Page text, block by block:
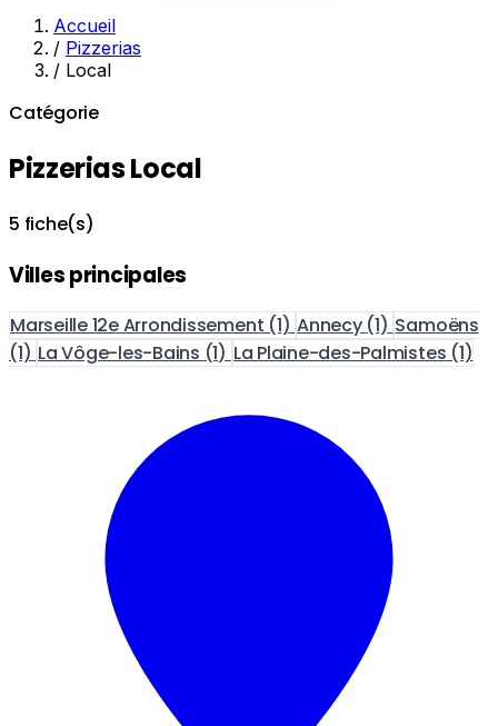
Accueil
/ Pizzerias
/ Local
Catégorie
Pizzerias Local
5 fiche(s)
Villes principales
Marseille 12e Arrondissement (1) Annecy (1) Samoëns
(1) La Vôge-les-Bains (1) La Plaine-des-Palmistes (1)